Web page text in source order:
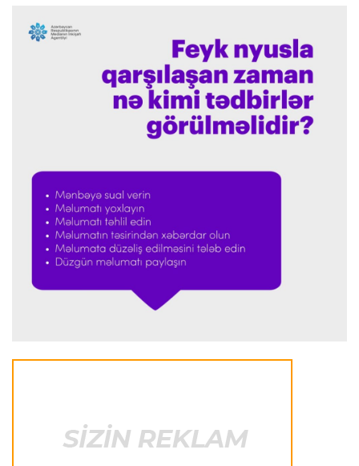
"Formula 1" pilotlarının 2026-cı il reytinqi
qatdı
Formula-1 23:29 07.08.2026
"Antonellinin potensialına heç vaxt şübhə
etməmişəm"
"Onun istedadı uşaq yaşlarından bəlli idi"